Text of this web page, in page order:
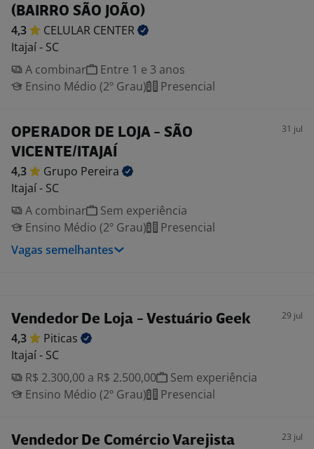
(BAIRRO SÃO JOÃO)
4,3 CELULAR CENTER
Itajaí - SC
A combinar
Entre 1 e 3 anos
Ensino Médio (2º Grau)
Presencial
OPERADOR DE LOJA - SÃO
VICENTE/ITAJAÍ
31 jul
4,3 Grupo Pereira
Itajaí - SC
A combinar
Sem experiência
Ensino Médio (2º Grau)
Presencial
Vagas semelhantes
Vendedor De Loja - Vestuário Geek 29 jul
4,3
Piticas
Itajaí - SC
R$ 2.300,00 a R$ 2.500,00
Sem experiência
Ensino Médio (2º Grau)
Presencial
Vendedor De Comércio Varejista 23 jul